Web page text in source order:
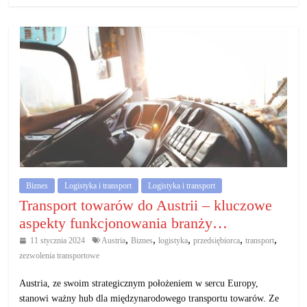
Biznes Logistyka i transport Logistyka i transport
Transport towarów do Austrii – kluczowe
aspekty funkcjonowania branży…
11 stycznia 2024 Austria, Biznes, logistyka, przedsiębiorca, transport,
zezwolenia transportowe
Austria, ze swoim strategicznym położeniem w sercu Europy,
stanowi ważny hub dla międzynarodowego transportu towarów. Ze